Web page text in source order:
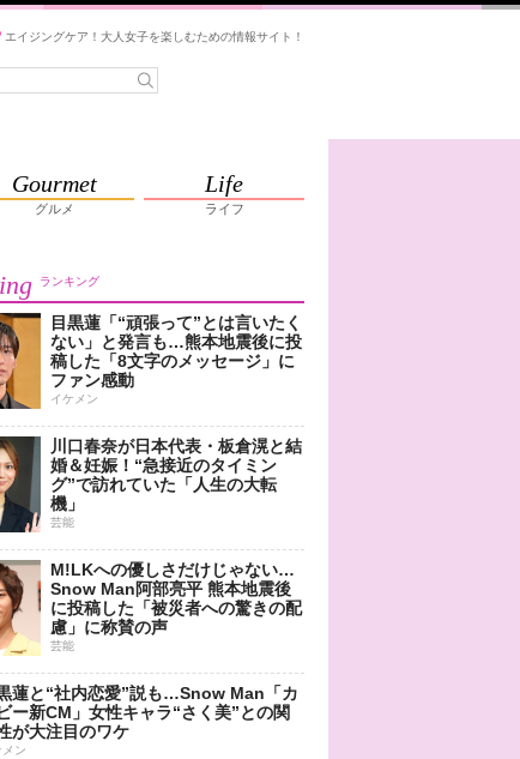
エイジングケア！大人女子を楽しむための情報サイト！
Gourmet
グルメ
Life
ライフ
ランキング
目黒蓮「“頑張って”とは言いたく
ない」と発言も…熊本地震後に投
稿した「8文字のメッセージ」に
ファン感動
イケメン
川口春奈が日本代表・板倉滉と結
婚＆妊娠！“急接近のタイミン
グ”で訪れていた「人生の大転
機」
芸能
M!LKへの優しさだけじゃない…
Snow Man阿部亮平 熊本地震後
に投稿した「被災者への驚きの配
慮」に称賛の声
芸能
蓮と“社内恋愛”説も…Snow Man「カ
ー新CM」女性キャラ“さく美”との関
が大注目のワケ
メン